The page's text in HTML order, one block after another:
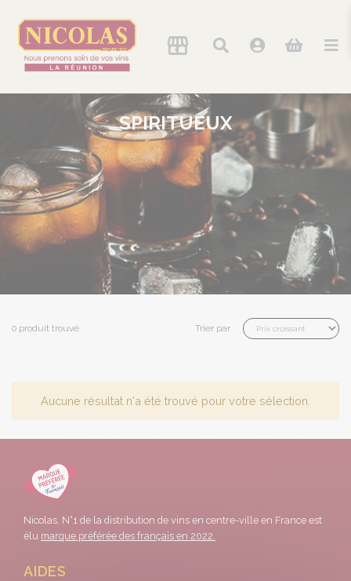
SPIRITUEUX
0 produit trouvé Trier par
Aucune résultat n'a été trouvé pour votre sélection.
Nicolas, N°1 de la distribution de vins en centre-ville en France est
élu marque préférée des français en 2022.
AIDES